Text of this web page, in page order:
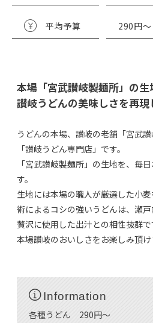
平均予算 290円～
本場「宮武讃岐製麺所」の生
讃岐うどんの美味しさを再現
うどんの本場、讃岐の老舗「宮武
「讃岐うどん専門店」です。
「宮武讃岐製麺所」の生地を、毎
す。
生地には本場の職人が厳選した小
術によるコシの強いうどんは、瀬
贅沢に使用した出汁との相性抜群で
本場讃岐のおいしさをお楽しみ頂け
Information
各種うどん 290円～